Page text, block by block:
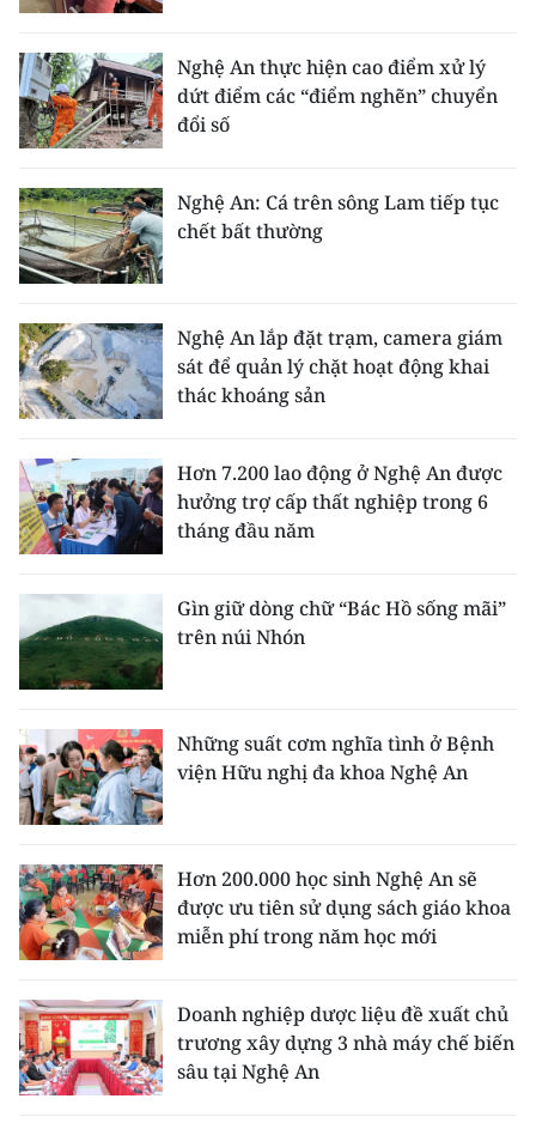
TIN ĐỊA PHƯƠNG
Trung du và miền núi phía Bắc
Đồng bằng sông Hồng
Bắc Trung Bộ
Nguyên
Đông Nam Bộ
Đồng bằng sông Cửu Long
Chuyên trang Hà Nội
Chuyên trang TP. Hồ Chí Minh
CHUYÊN ĐỀ
CÁC CHUYÊN TRANG
VỀ BÁO NHÂN DÂN
THỜI NAY
NHÂN DÂN HẰNG THÁNG
MUA BÁO
ĐỌC BÁO IN
ENGLISH
Nghệ An thực hiện cao điểm xử lý
dứt điểm các “điểm nghẽn” chuyển
đổi số
Nghệ An: Cá trên sông Lam tiếp tục
chết bất thường
Nghệ An lắp đặt trạm, camera giám
sát để quản lý chặt hoạt động khai
thác khoáng sản
Hơn 7.200 lao động ở Nghệ An được
hưởng trợ cấp thất nghiệp trong 6
tháng đầu năm
Gìn giữ dòng chữ “Bác Hồ sống mãi”
trên núi Nhón
Những suất cơm nghĩa tình ở Bệnh
viện Hữu nghị đa khoa Nghệ An
Hơn 200.000 học sinh Nghệ An sẽ
được ưu tiên sử dụng sách giáo khoa
miễn phí trong năm học mới
Doanh nghiệp dược liệu đề xuất chủ
trương xây dựng 3 nhà máy chế biến
sâu tại Nghệ An